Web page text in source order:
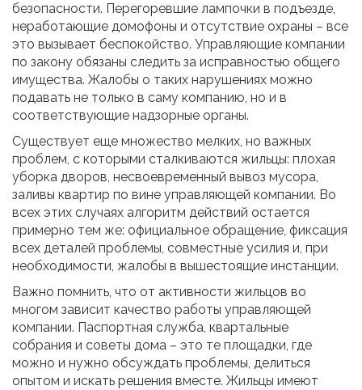
безопасности. Перегоревшие лампочки в подъезде,
неработающие домофоны и отсутствие охраны – все
это вызывает беспокойство. Управляющие компании
по закону обязаны следить за исправностью общего
имущества. Жалобы о таких нарушениях можно
подавать не только в саму компанию, но и в
соответствующие надзорные органы.
Существует еще множество мелких, но важных
проблем, с которыми сталкиваются жильцы: плохая
уборка дворов, несвоевременный вывоз мусора,
заливы квартир по вине управляющей компании. Во
всех этих случаях алгоритм действий остается
примерно тем же: официальное обращение, фиксация
всех деталей проблемы, совместные усилия и, при
необходимости, жалобы в вышестоящие инстанции.
Важно помнить, что от активности жильцов во
многом зависит качество работы управляющей
компании. Паспортная служба, квартальные
собрания и советы дома – это те площадки, где
можно и нужно обсуждать проблемы, делиться
опытом и искать решения вместе. Жильцы имеют